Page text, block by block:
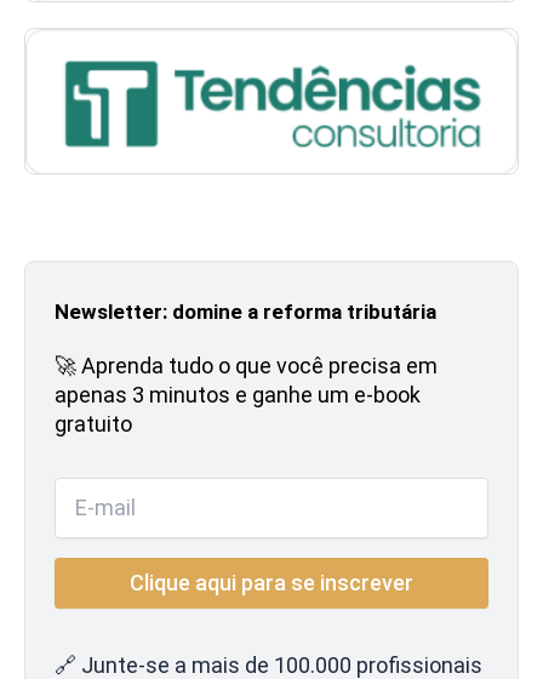
Newsletter: domine a reforma tributária
🚀 Aprenda tudo o que você precisa em
apenas 3 minutos e ganhe um e-book
gratuito
🔗 Junte-se a mais de 100.000 profissionais